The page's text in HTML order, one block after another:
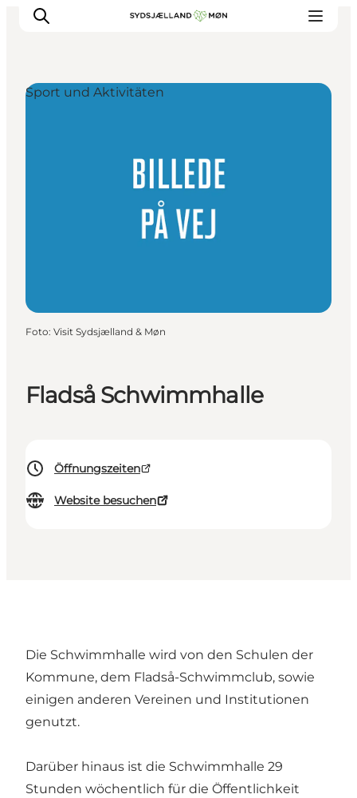
Städte und Orte
Fladså Schwimmhalle
Öffnungszeiten
Website besuchen
Sport und Aktivitäten
Foto: Visit Sydsjælland & Møn
Die Schwimmhalle wird von den Schulen der
Kommune, dem Fladså-Schwimmclub, sowie
einigen anderen Vereinen und Institutionen
genutzt.
Darüber hinaus ist die Schwimmhalle 29
Stunden wöchentlich für die Öffentlichkeit